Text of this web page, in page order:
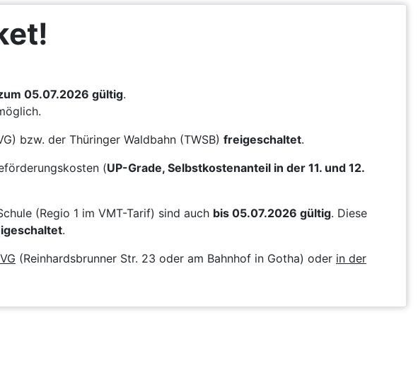
05.07.2026 gültig.
bzw. der Thüringer Waldbahn (TWSB) freigeschaltet.
(UP-Grade, Selbstkostenanteil in der 11. und 12.
(Regio 1 im VMT-Tarif) sind auch bis 05.07.2026 gültig. Diese
.
(Reinhardsbrunner Str. 23 oder am Bahnhof in Gotha) oder in der